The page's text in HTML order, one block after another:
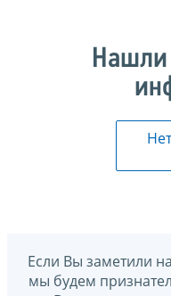
Нет
Если Вы заметили
мы будем